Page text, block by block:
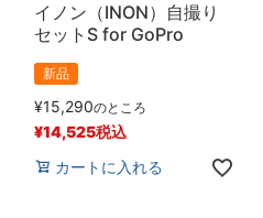
イノン（INON）自撮り
セットS for GoPro
新品
¥15,290のところ
¥14,525税込
カートに入れる